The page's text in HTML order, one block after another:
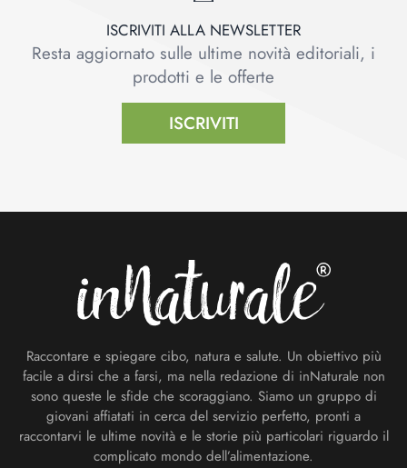
ISCRIVITI ALLA NEWSLETTER
Resta aggiornato sulle ultime novità editoriali, i
prodotti e le offerte
ISCRIVITI
Raccontare e spiegare cibo, natura e salute. Un obiettivo più
facile a dirsi che a farsi, ma nella redazione di inNaturale non
sono queste le sfide che scoraggiano. Siamo un gruppo di
giovani affiatati in cerca del servizio perfetto, pronti a
raccontarvi le ultime novità e le storie più particolari riguardo il
complicato mondo dell’alimentazione.